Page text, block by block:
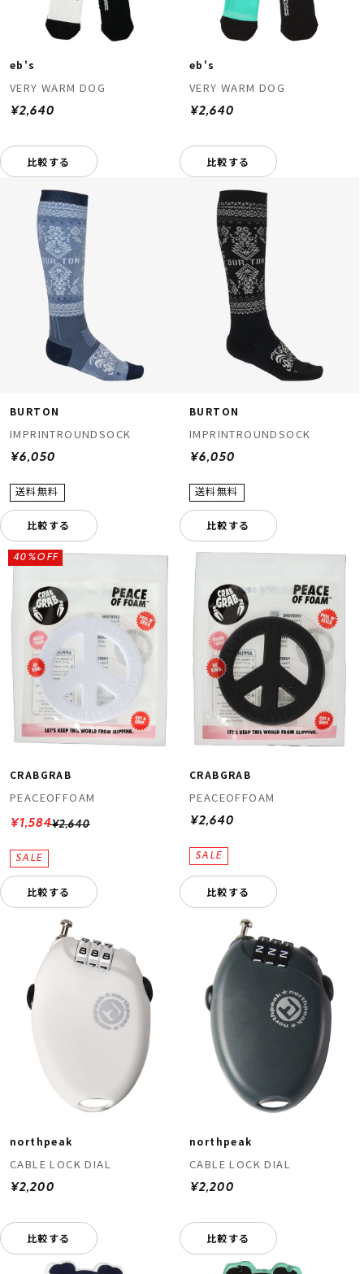
eb's
VERY WARM DOG
¥2,640
比較する
eb's
VERY WARM DOG
¥2,640
比較する
BURTON
IMPRINTROUNDSOCK
¥6,050
比較する
BURTON
IMPRINTROUNDSOCK
¥6,050
比較する
CRABGRAB
PEACEOFFOAM
¥2,640
40%OFF
¥1,584
比較する
CRABGRAB
PEACEOFFOAM
¥2,640
比較する
northpeak
CABLE LOCK DIAL
¥2,200
比較する
northpeak
CABLE LOCK DIAL
¥2,200
比較する